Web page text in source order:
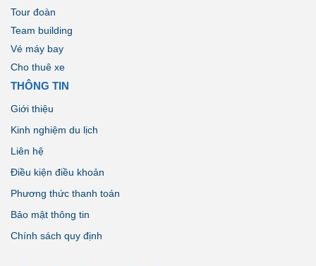
Tour đoàn
Team building
Vé máy bay
Cho thuê xe
THÔNG TIN
Giới thiệu
Kinh nghiệm du lịch
Liên hệ
Điều kiện điều khoản
Phương thức thanh toán
Bảo mật thông tin
Chính sách quy định